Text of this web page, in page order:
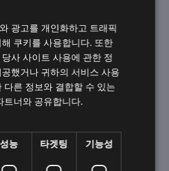
으로 동기를 부여하는
영어
광고를 개인화하고 트래픽
쿠키를 사용합니다. 또한
사 사이트 사용에 관한 정
했거나 귀하의 서비스 사용
다른 정보와 결합할 수 있는
트너와 공유합니다.
성능 타겟팅 기능성